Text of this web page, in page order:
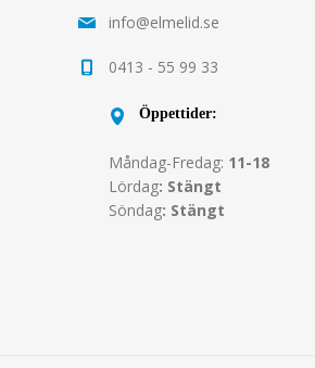
info@elmelid.se
0413 - 55 99 33
Öppettider:
Måndag-Fredag: 11-18
Lördag: Stängt
Söndag: Stängt